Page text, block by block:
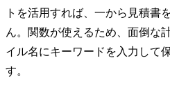
トを活用すれば、一から見積書
ん。関数が使えるため、面倒な
イル名にキーワードを入力して
す。